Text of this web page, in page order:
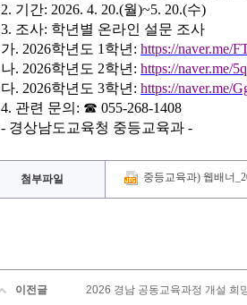
2. 기간: 2026. 4. 20.(월)~5. 20.(수)
3. 조사: 학년별 온라인 설문 조사
가. 2026학년도 1 학년 : https://naver.me/
나. 2026학년도 2학년 : https://naver.me/
다. 2026학년도 3학년 : https://naver.me/
4. 관련 문의 : ☎ 055-268-1408
- 경상남도교육청 중등교육과 -
첨부파일 중등교육과) 웹배너
이전글 2026 경남 공동교육과정 개설 희